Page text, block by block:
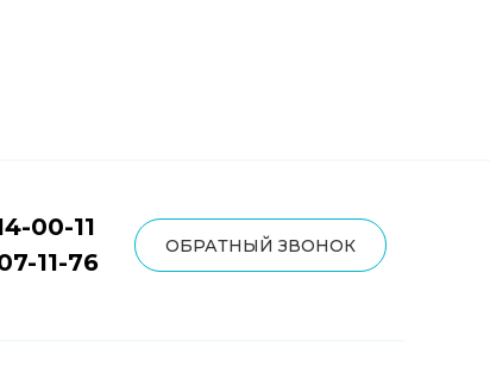
00-11
11-76
ОБРАТНЫЙ ЗВОНОК